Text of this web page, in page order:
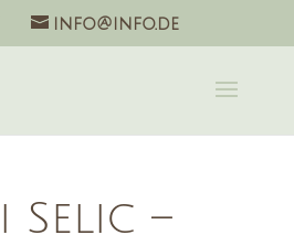
info@info.de
Selic –